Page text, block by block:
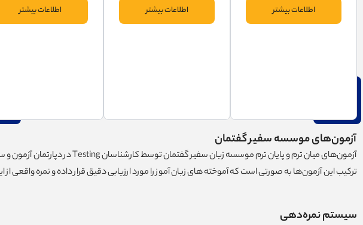
اطلاعات بیشتر اطلاعات بیشتر اطلاعات بیشتر
آزمون‌های موسسه سفیر گفتمان
آزمون‌های میان ترم و پایان ترم موسسه زبان سفیر گفتمان توسط کارشناسان Testing در دپارتمان آزمون و سنجش تهیه شده و همواره مورد بازبینی و ویرایش قرار می‌گیرند.
ترکیب این آزمون‌ها به صورتی است که آموخته های زبان آموز را مورد ارزیابی دقیق قرار داده و نمره واقعی از
سیستم نمره‌دهی